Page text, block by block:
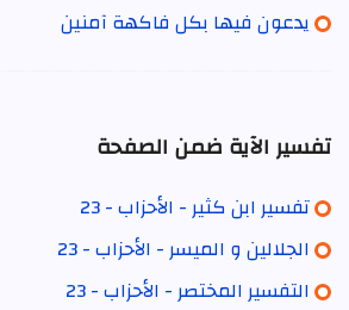
يدعون فيها بكل فاكهة آمنين
تفسير الآية ضمن الصفحة
تفسير ابن كثير - الأحزاب - 23
الجلالين و الميسر - الأحزاب - 23
التفسير المختصر - الأحزاب - 23